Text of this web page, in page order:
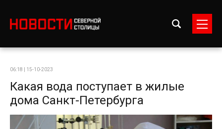
06:18 | 15-10-2023
Какая вода поступает в жилые
дома Санкт-Петербурга